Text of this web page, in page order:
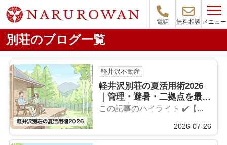
電話 無料相談 メニュー
別荘のブログ一覧
軽井沢不動産
軽井沢別荘の夏活用術2026
｜管理・避暑・二拠点を最大
化する完全ガイド
この記事のハイライト ✔️【...
2026-07-26